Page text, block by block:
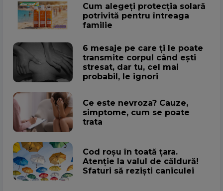
Cum alegeţi protecţia solară
potrivită pentru întreaga
familie
6 mesaje pe care ți le poate
transmite corpul când ești
stresat, dar tu, cel mai
probabil, le ignori
Ce este nevroza? Cauze,
simptome, cum se poate
trata
Cod roșu în toată țara.
Atenţie la valul de căldură!
Sfaturi să rezişti caniculei